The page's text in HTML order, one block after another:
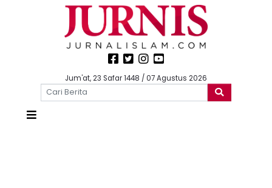
Jum'at, 23 Safar 1448 / 07 Agustus 2026